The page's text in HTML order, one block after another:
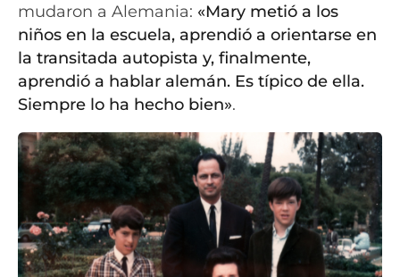
mudaron a Alemania: «Mary metió a los
niños en la escuela, aprendió a orientarse en
la transitada autopista y, finalmente,
aprendió a hablar alemán. Es típico de ella.
Siempre lo ha hecho bien».